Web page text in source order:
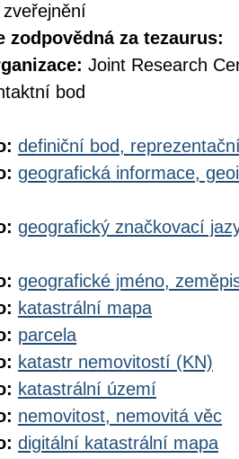
zveřejnění
zodpovědná za tezaurus:
Joint Research
bod
definiční bod,
geografická informace,
geografický značkovací
geografické jméno,
katastrální mapa
parcela
katastr nemovitostí (KN)
katastrální území
nemovitost, nemovitá věc
digitální katastrální mapa